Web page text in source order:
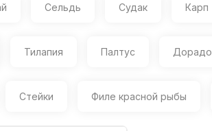
Сельдь Судак Карп
Тилапия Палтус Дорадо
Стейки Филе красной рыбы